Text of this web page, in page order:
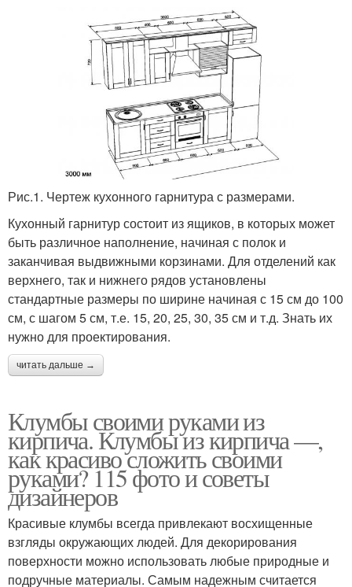
Рис.1. Чертеж кухонного гарнитура с размерами.
Кухонный гарнитур состоит из ящиков, в которых может
быть различное наполнение, начиная с полок и
заканчивая выдвижными корзинами. Для отделений как
верхнего, так и нижнего рядов установлены
стандартные размеры по ширине начиная с 15 см до 100
см, с шагом 5 см, т.е. 15, 20, 25, 30, 35 см и т.д. Знать их
нужно для проектирования.
читать дальше →
Клумбы своими руками из
кирпича. Клумбы из кирпича —,
как красиво сложить своими
руками? 115 фото и советы
дизайнеров
Красивые клумбы всегда привлекают восхищенные
взгляды окружающих людей. Для декорирования
поверхности можно использовать любые природные и
подручные материалы. Самым надежным считается